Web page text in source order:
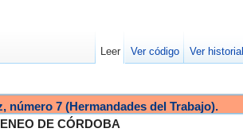
número 7 (Hermandades del Trabajo).
DE CÓRDOBA
Leer Ver código Ver historial